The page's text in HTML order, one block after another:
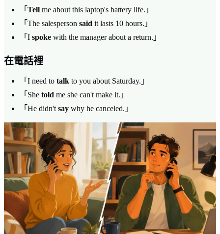
「 Tell me about this laptop's battery life.」
「The salesperson said it lasts 10 hours.」
「I spoke with the manager about a return.」
在電話裡
「I need to talk to you about Saturday.」
「She told me she can't make it.」
「He didn't say why he canceled.」